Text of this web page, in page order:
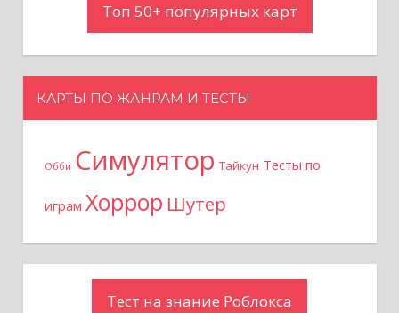
и
Топ 50+ популярных карт
КАРТЫ ПО ЖАНРАМ И ТЕСТЫ
Обби Симулятор Тайкун Тесты по
играм Хоррор Шутер
Тест на знание Роблокса